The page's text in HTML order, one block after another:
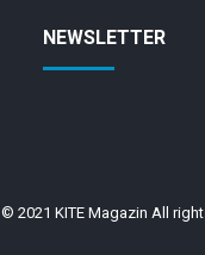
NEWSLETTER
© 2021 KITE Magazin All